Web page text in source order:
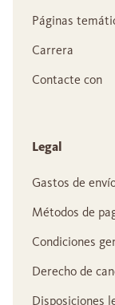
Páginas
Carrera
Contacte con
Legal
Gastos de
Métodos de
Condiciones
Derecho de
Disposiciones